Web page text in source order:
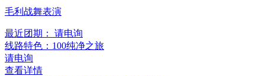
毛利战舞表演
最近团期： 请电询
线路特色：100纯净之旅
请电询
查看详情